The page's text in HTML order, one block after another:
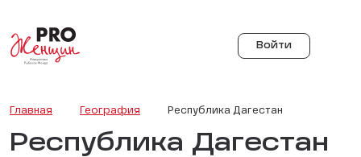
Войти
Главная География Республика Дагестан
Республика Дагестан